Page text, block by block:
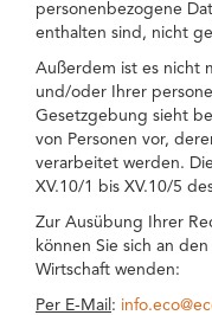
personenbezogene
enthalten sind, nicht
Außerdem ist es nicht
und/oder Ihrer
Gesetzgebung sieht
von Personen vor,
verarbeitet werden.
XV.10/1 bis XV.10/5
Zur Ausübung Ihrer
können Sie sich an
Wirtschaft wenden:
Per E-Mail :